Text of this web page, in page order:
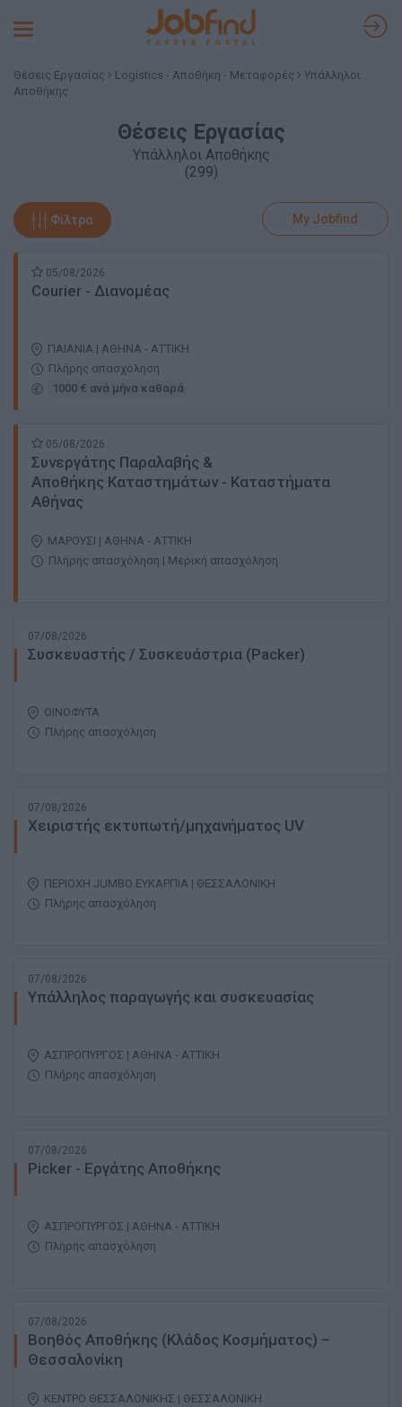
Toggle
Θέσεις Εργασίας Logistics - Αποθήκη - Μεταφορές
Υπάλληλοι
Αποθήκης
Θέσεις Εργασίας
Υπάλληλοι Αποθήκης
(299)
Φίλτρα My Jobfind
05/08/2026
Courier - Διανομέας
ΠΑΙΑΝΙΑ | ΑΘΗΝΑ - ΑΤΤΙΚΗ
Πλήρης απασχόληση
1000 € ανά μήνα καθαρά
05/08/2026
Συνεργάτης Παραλαβής &
Αποθήκης Καταστημάτων - Καταστήματα
Αθήνας
ΜΑΡΟΥΣΙ | ΑΘΗΝΑ - ΑΤΤΙΚΗ
Πλήρης απασχόληση | Μερική απασχόληση
07/08/2026
Συσκευαστής / Συσκευάστρια (Packer)
ΟΙΝΟΦΥΤΑ
Πλήρης απασχόληση
07/08/2026
Χειριστής εκτυπωτή/μηχανήματος UV
ΠΕΡΙΟΧΗ JUMBO ΕΥΚΑΡΠΙΑ | ΘΕΣΣΑΛΟΝΙΚΗ
Πλήρης απασχόληση
07/08/2026
Υπάλληλος παραγωγής και συσκευασίας
ΑΣΠΡΟΠΥΡΓΟΣ | ΑΘΗΝΑ - ΑΤΤΙΚΗ
Πλήρης απασχόληση
07/08/2026
Picker - Εργάτης Αποθήκης
ΑΣΠΡΟΠΥΡΓΟΣ | ΑΘΗΝΑ - ΑΤΤΙΚΗ
Πλήρης απασχόληση
07/08/2026
Βοηθός Αποθήκης (Κλάδος Κοσμήματος) –
Θεσσαλονίκη
ΚΕΝΤΡΟ ΘΕΣΣΑΛΟΝΙΚΗΣ | ΘΕΣΣΑΛΟΝΙΚΗ